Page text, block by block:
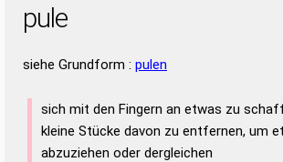
pule
siehe Grundform : pulen
sich mit den Fingern an etwas zu
kleine Stücke davon zu entfernen, um
abzuziehen oder dergleichen